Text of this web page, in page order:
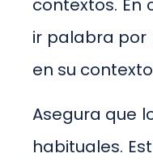
contextos.
ir palabra por
en su
Asegura que
habituales.